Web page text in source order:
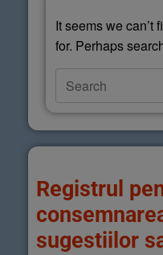
It seems we can’t
for. Perhaps
Registrul
sugestiilor